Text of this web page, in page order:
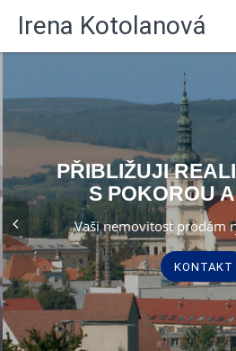
Irena Kotolanová
PŘIBLIŽUJI
S POKOROU
Vaši nemovitost prodám
KONTAKT